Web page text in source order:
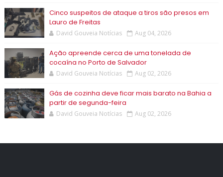
Cinco suspeitos de ataque a tiros são presos em
Lauro de Freitas
David Gouveia Notícias Aug 04, 2026
Ação apreende cerca de uma tonelada de
cocaína no Porto de Salvador
David Gouveia Notícias Aug 02, 2026
Gás de cozinha deve ficar mais barato na Bahia a
partir de segunda-feira
David Gouveia Notícias Aug 02, 2026